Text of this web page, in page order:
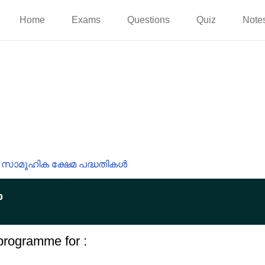
Home Exams Questions Quiz
സാമൂഹിക ക്ഷേമ പദ്ധതികൾ
for :